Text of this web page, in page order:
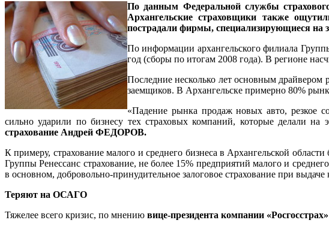
По данным Федеральной службы
Архангельские страховщики также
пострадали фирмы, специализирующиеся на
По информации архангельского филиала
год (сборы по итогам 2008 года). В регионе
Последние несколько лет основным драйвером
заемщиков. В Архангельске примерно 80%
«Падение рынка продаж новых авто, резкое
сильно ударили по бизнесу тех страховых компаний, которые делали
страхование Андрей ФЕДОРОВ.
К примеру, страхование малого и среднего бизнеса в Архангельской
Группы Ренессанс страхование, не более 15% предприятий малого и
в основном, добровольно-принудительное залоговое страхование при
Теряют на ОСАГО
Тяжелее всего кризис, по мнению вице-президента компании